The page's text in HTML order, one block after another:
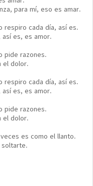
para mí, eso es amar.
respiro cada día, así es.
es, es amor.
pide razones.
el dolor.
respiro cada día, así es.
es, es amor.
pide razones.
el dolor.
es como el llanto.
soltarte.